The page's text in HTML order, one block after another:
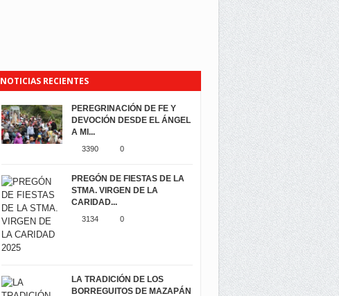
NOTICIAS RECIENTES
PEREGRINACIÓN DE FE Y
DEVOCIÓN DESDE EL ÁNGEL
A MI...
3390 0
PREGÓN DE FIESTAS DE LA
STMA. VIRGEN DE LA
CARIDAD...
3134 0
LA TRADICIÓN DE LOS
BORREGUITOS DE MAZAPÁN